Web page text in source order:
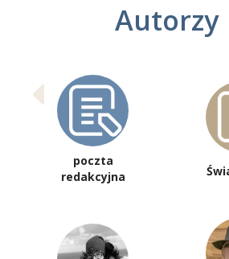
Autorzy
poczta
redakcyjna